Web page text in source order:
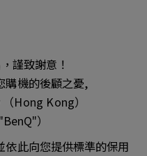
謹致謝意！
購機的後顧之憂,
Hong Kong）
）
依此向您提供標準的保用